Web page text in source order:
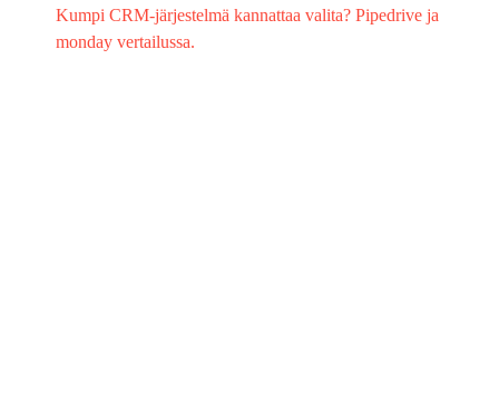
Kumpi CRM-järjestelmä kannattaa valita? Pipedrive ja
monday vertailussa.